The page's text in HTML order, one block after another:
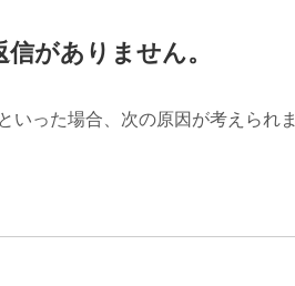
がありません。
いった場合、次の原因が考えられま